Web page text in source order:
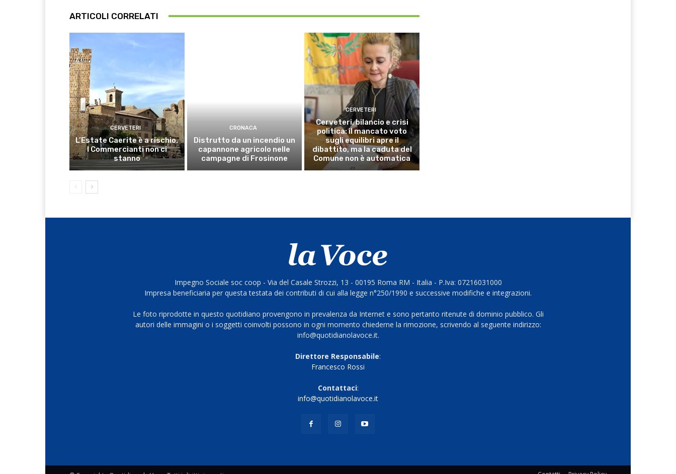
ARTICOLI CORRELATI
CERVETERI
L’Estate Caerite è a rischio.
I Commercianti non ci
stanno
CRONACA
Distrutto da un incendio un
capannone agricolo nelle
campagne di Frosinone
CERVETERI
Cerveteri, bilancio e crisi
politica: il mancato voto
sugli equilibri apre il
dibattito, ma la caduta del
Comune non è automatica
Impegno Sociale soc coop - Via del Casale Strozzi, 13 - 00195 Roma RM - Italia - P.Iva: 07216031000
Impresa beneficiaria per questa testata dei contributi di cui alla legge n°250/1990 e successive modifiche e integrazioni.
Le foto riprodotte in questo quotidiano provengono in prevalenza da Internet e sono pertanto ritenute di dominio pubblico. Gli
autori delle immagini o i soggetti coinvolti possono in ogni momento chiederne la rimozione, scrivendo al seguente indirizzo:
info@quotidianolavoce.it.
Direttore Responsabile:
Francesco Rossi
Contattaci:
info@quotidianolavoce.it